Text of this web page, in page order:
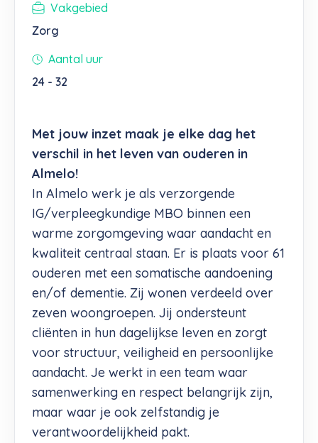
Vakgebied
Zorg
Aantal uur
24 - 32
Met jouw inzet maak je elke dag het
verschil in het leven van ouderen in
Almelo!
In Almelo werk je als verzorgende
IG/verpleegkundige MBO binnen een
warme zorgomgeving waar aandacht en
kwaliteit centraal staan. Er is plaats voor 61
ouderen met een somatische aandoening
en/of dementie. Zij wonen verdeeld over
zeven woongroepen. Jij ondersteunt
cliënten in hun dagelijkse leven en zorgt
voor structuur, veiligheid en persoonlijke
aandacht. Je werkt in een team waar
samenwerking en respect belangrijk zijn,
maar waar je ook zelfstandig je
verantwoordelijkheid pakt.